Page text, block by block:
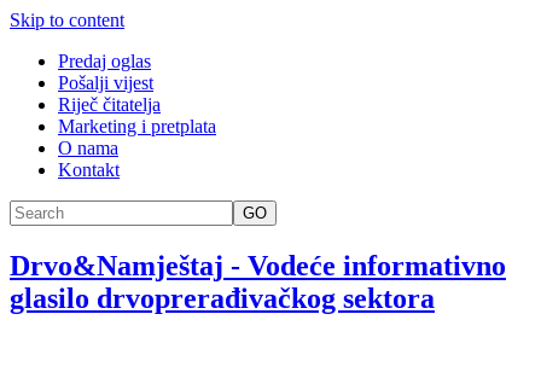
Skip to content
Predaj oglas
Pošalji vijest
Riječ čitatelja
Marketing i pretplata
O nama
Kontakt
GO
Drvo&Namještaj - Vodeće informativno
glasilo drvoprerađivačkog sektora